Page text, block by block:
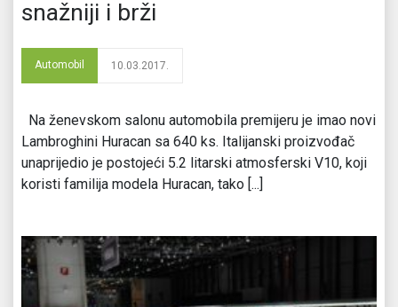
snažniji i brži
Automobil 10.03.2017.
Na ženevskom salonu automobila premijeru je imao novi
Lambroghini Huracan sa 640 ks. Italijanski proizvođač
unaprijedio je postojeći 5.2 litarski atmosferski V10, koji
koristi familija modela Huracan, tako [...]